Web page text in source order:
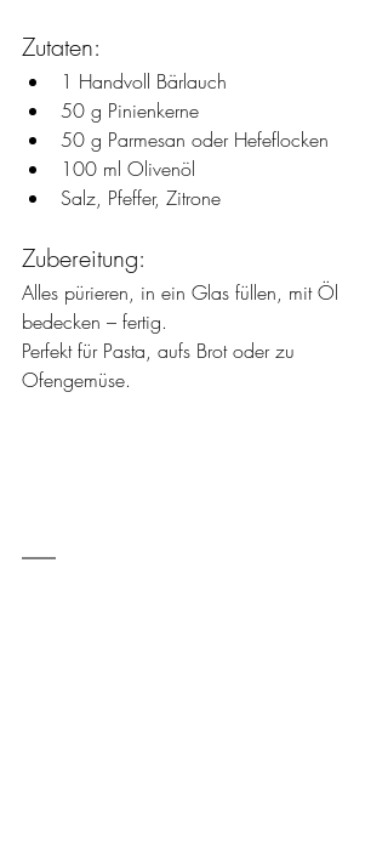
Zutaten:
1 Handvoll Bärlauch
50 g Pinienkerne
50 g Parmesan oder Hefeflocken
100 ml Olivenöl
Salz, Pfeffer, Zitrone
Zubereitung:
Alles pürieren, in ein Glas füllen, mit Öl
bedecken – fertig.
Perfekt für Pasta, aufs Brot oder zu
Ofengemüse.